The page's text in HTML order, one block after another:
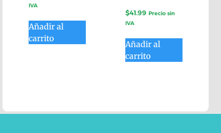
IVA
Añadir al
carrito
$41.99 Precio sin
IVA
Añadir al
carrito